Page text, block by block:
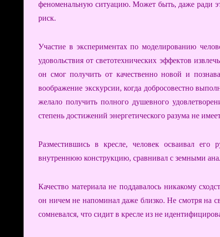
феноменальную ситуацию. Может быть, даже ради
риск.
Участие в экспериментах по моделированию
удовольствия от светотехнических эффектов
он смог получить от качественно новой и
воображение экскурсии, когда добросовестно
желало получить полного душевного
степень достижений энергетического разума не
Разместившись в кресле, человек осваивал
внутреннюю конструкцию, сравнивал с земными
Качество материала не поддавалось никакому
он ничем не напоминал даже близко. Не смотря на
сомневался, что сидит в кресле из не